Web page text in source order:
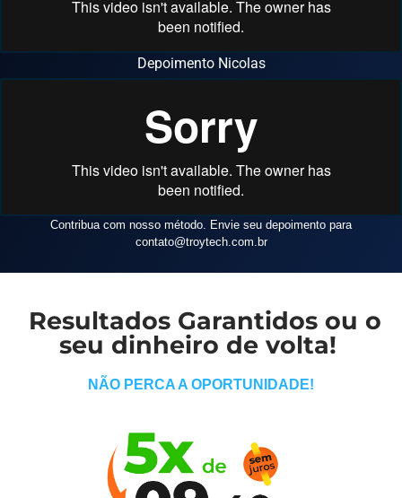
Depoimento Nicolas
Contribua com nosso método. Envie seu depoimento para
contato@troytech.com.br
Resultados Garantidos ou o
seu dinheiro de volta!
NÃO PERCA A OPORTUNIDADE!